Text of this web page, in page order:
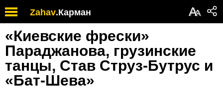
Zahav.Карман АА
«Киевские фрески»
Параджанова, грузинские
танцы, Став Струз-Бутрус и
«Бат-Шева»